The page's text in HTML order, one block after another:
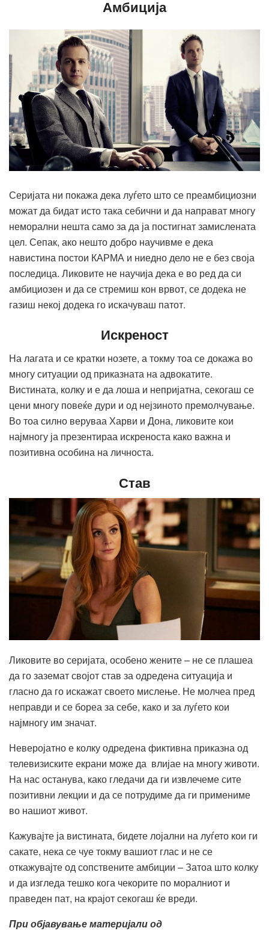
Амбиција
Серијата ни покажа дека луѓето што се преамбициозни
можат да бидат исто така себични и да направат многу
неморални нешта само за да ја постигнат замислената
цел. Сепак, ако нешто добро научивме е дека
навистина постои КАРМА и ниедно дело не е без своја
последица. Ликовите не научија дека е во ред да си
амбициозен и да се стремиш кон врвот, се додека не
газиш некој додека го искачуваш патот.
Искреност
На лагата и се кратки нозете, а токму тоа се докажа во
многу ситуации од приказната на адвокатите.
Вистината, колку и е да лоша и непријатна, секогаш се
цени многу повеќе дури и од нејзиното премолчување.
Во тоа силно веруваа Харви и Дона, ликовите кои
најмногу ја презентираа искреноста како важна и
позитивна особина на личноста.
Став
Ликовите во серијата, особено жените – не се плашеа
да го заземат својот став за одредена ситуација и
гласно да го искажат своето мислење. Не молчеа пред
неправди и се бореа за себе, како и за луѓето кои
најмногу им значат.
Неверојатно е колку одредена фиктивна приказна од
телевизиските екрани може да влијае на многу животи.
На нас останува, како гледачи да ги извлечеме сите
позитивни лекции и да се потрудиме да ги примениме
во нашиот живот.
Кажувајте ја вистината, бидете лојални на луѓето кои ги
сакате, нека се чуе токму вашиот глас и не се
откажувајте од сопствените амбиции – Затоа што колку
и да изгледа тешко кога чекорите по моралниот и
праведен пат, на крајот секогаш ќе вреди.
При објавување материјали од